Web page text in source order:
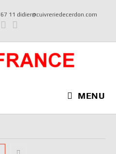
11 didier@cuivreriedecerdon.com
MENU